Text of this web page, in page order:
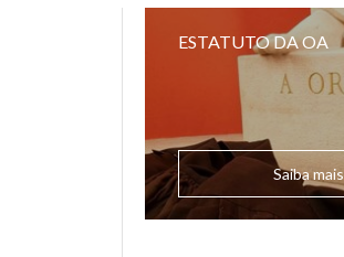
ESTATUTO DA OA
Saiba mais